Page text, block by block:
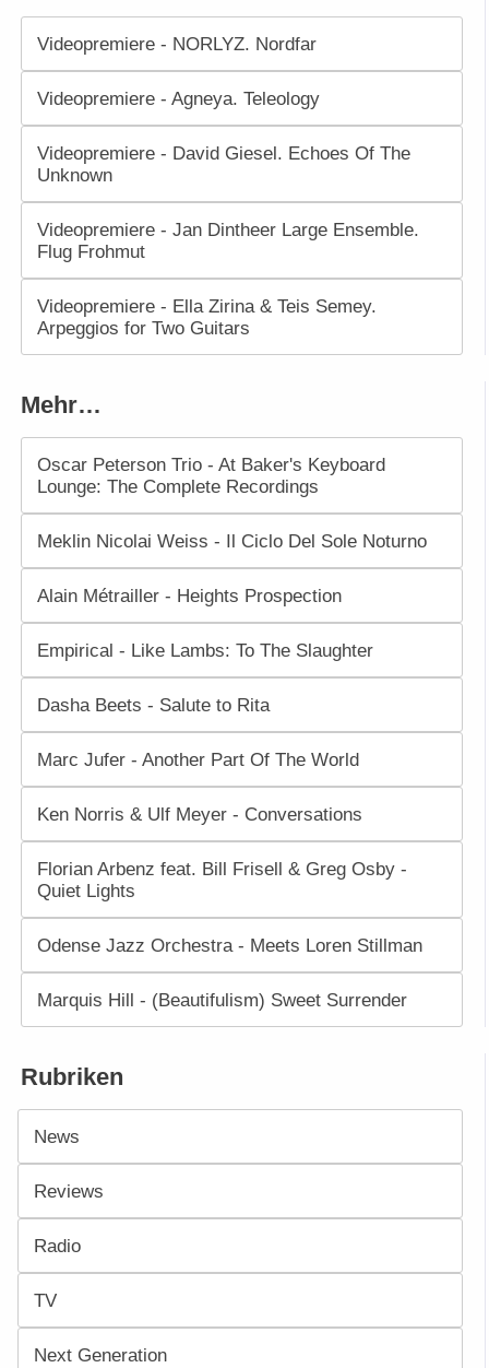
Videopremiere - NORLYZ. Nordfar
Videopremiere - Agneya. Teleology
Videopremiere - David Giesel. Echoes Of The
Unknown
Videopremiere - Jan Dintheer Large Ensemble.
Flug Frohmut
Videopremiere - Ella Zirina & Teis Semey.
Arpeggios for Two Guitars
Mehr…
Oscar Peterson Trio - At Baker's Keyboard
Lounge: The Complete Recordings
Meklin Nicolai Weiss - Il Ciclo Del Sole Noturno
Alain Métrailler - Heights Prospection
Empirical - Like Lambs: To The Slaughter
Dasha Beets - Salute to Rita
Marc Jufer - Another Part Of The World
Ken Norris & Ulf Meyer - Conversations
Florian Arbenz feat. Bill Frisell & Greg Osby -
Quiet Lights
Odense Jazz Orchestra - Meets Loren Stillman
Marquis Hill - (Beautifulism) Sweet Surrender
Rubriken
News
Reviews
Radio
TV
Next Generation